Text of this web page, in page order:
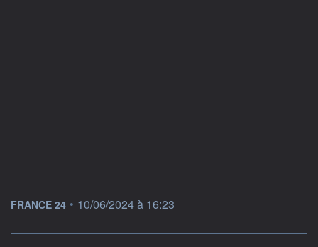
information fournie par
FRANCE 24 • 10/06/2024 à 16:23